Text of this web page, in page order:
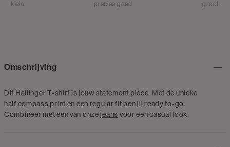
klein precies goed groot
Omschrijving
Dit Hallinger T-shirt is jouw statement piece. Met de unieke
half compass print en een regular fit ben jij ready to-go.
Combineer met een van onze jeans voor een casual look.